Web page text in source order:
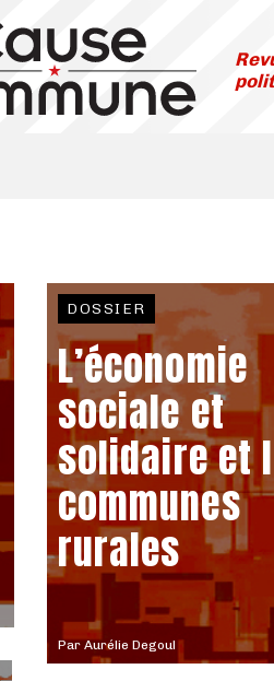
Par Aurélie Degoul
DOSSIER
L’économie
sociale et
solidaire et
communes
rurales